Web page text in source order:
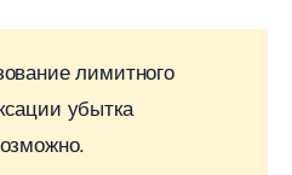
лимитного
убытка